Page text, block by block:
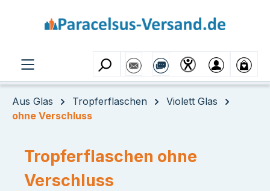
Aus Glas Tropferflaschen
Violett Glas
ohne Verschluss
Tropferflaschen ohne
Verschluss